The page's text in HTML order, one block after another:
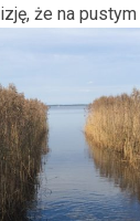
że na pustym